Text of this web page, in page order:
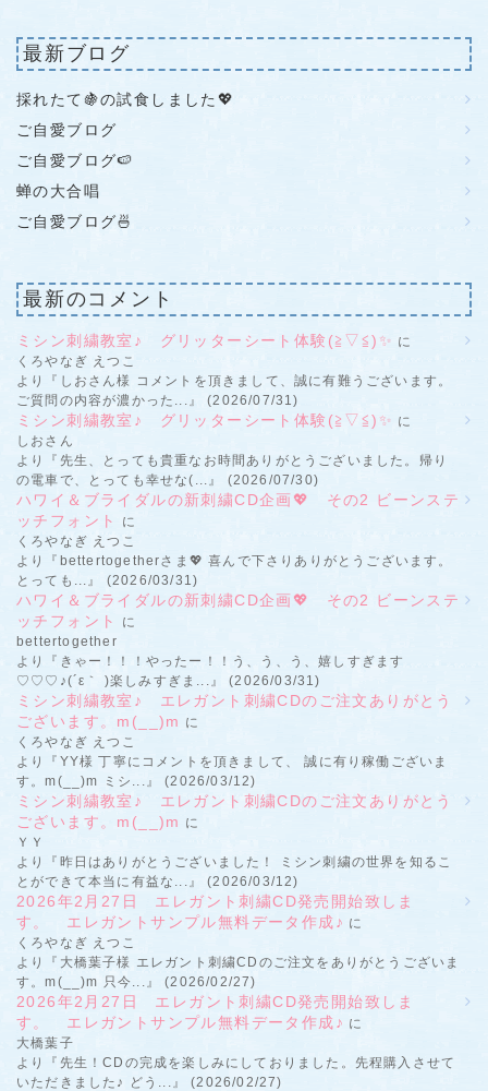
最新ブログ
採れたて🍇の試食しました💖
ご自愛ブログ
ご自愛ブログ🍉
蝉の大合唱
ご自愛ブログ🍜
最新のコメント
ミシン刺繍教室♪ グリッターシート体験(≧▽≦)✨ に
くろやなぎ えつこ
より『しおさん様 コメントを頂きまして、誠に有難うございます。
ご質問の内容が濃かった...』 (2026/07/31)
ミシン刺繍教室♪ グリッターシート体験(≧▽≦)✨ に
しおさん
より『先生、とっても貴重なお時間ありがとうございました。帰り
の電車で、とっても幸せな(...』 (2026/07/30)
ハワイ＆ブライダルの新刺繍CD企画💖 その2 ビーンステ
ッチフォント
に
くろやなぎ えつこ
より『bettertogetherさま💖 喜んで下さりありがとうございます。
とっても...』 (2026/03/31)
ハワイ＆ブライダルの新刺繍CD企画💖 その2 ビーンステ
ッチフォント
に
bettertogether
より『きゃー！！！やったー！！う、う、う、嬉しすぎます
♡♡♡♪(´ε｀ )楽しみすぎま...』 (2026/03/31)
ミシン刺繍教室♪ エレガント刺繍CDのご注文ありがとう
ございます。m(__)m に
くろやなぎ えつこ
より『YY様 丁寧にコメントを頂きまして、 誠に有り稼働ございま
す。m(__)m ミシ...』 (2026/03/12)
ミシン刺繍教室♪ エレガント刺繍CDのご注文ありがとう
ございます。m(__)m に
ＹＹ
より『昨日はありがとうございました！ ミシン刺繍の世界を知るこ
とができて本当に有益な...』 (2026/03/12)
2026年2月27日 エレガント刺繍CD発売開始致しま
す。 エレガントサンプル無料データ作成♪ に
くろやなぎ えつこ
より『大橋葉子様 エレガント刺繍CDのご注文をありがとうございま
す。m(__)m 只今...』 (2026/02/27)
2026年2月27日 エレガント刺繍CD発売開始致しま
す。 エレガントサンプル無料データ作成♪ に
大橋葉子
より『先生！CDの完成を楽しみにしておりました。先程購入させて
いただきました♪ どう...』 (2026/02/27)